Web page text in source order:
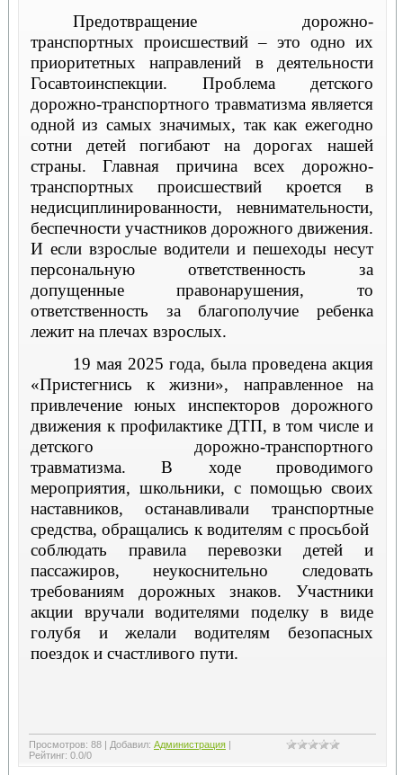
Предотвращение дорожно-
транспортных происшествий – это одно их
приоритетных направлений в деятельности
Госавтоинспекции. Проблема детского
дорожно-транспортного травматизма является
одной из самых значимых, так как ежегодно
сотни детей погибают на дорогах нашей
страны. Главная причина всех дорожно-
транспортных происшествий кроется в
недисциплинированности, невнимательности,
беспечности участников дорожного движения.
И если взрослые водители и пешеходы несут
персональную ответственность за
допущенные правонарушения, то
ответственность за благополучие ребенка
лежит на плечах взрослых.
19 мая 2025 года, была проведена акция
«Пристегнись к жизни», направленное на
привлечение юных инспекторов дорожного
движения к профилактике ДТП, в том числе и
детского дорожно-транспортного
травматизма. В ходе проводимого
мероприятия, школьники, с помощью своих
наставников, останавливали транспортные
средства, обращались к водителям с просьбой
соблюдать правила перевозки детей и
пассажиров, неукоснительно следовать
требованиям дорожных знаков. Участники
акции вручали водителями поделку в виде
голубя и желали водителям безопасных
поездок и счастливого пути.
Просмотров: 88| Добавил: Администрация |
Рейтинг: 0.0/0